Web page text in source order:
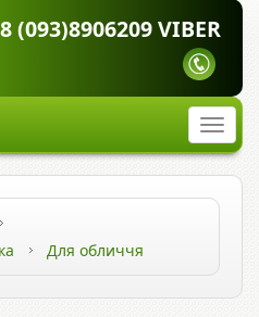
(093)8906209 VIBER
Для обличчя